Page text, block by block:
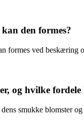
den formes?
formes ved beskæring
og hvilke fordele
smukke